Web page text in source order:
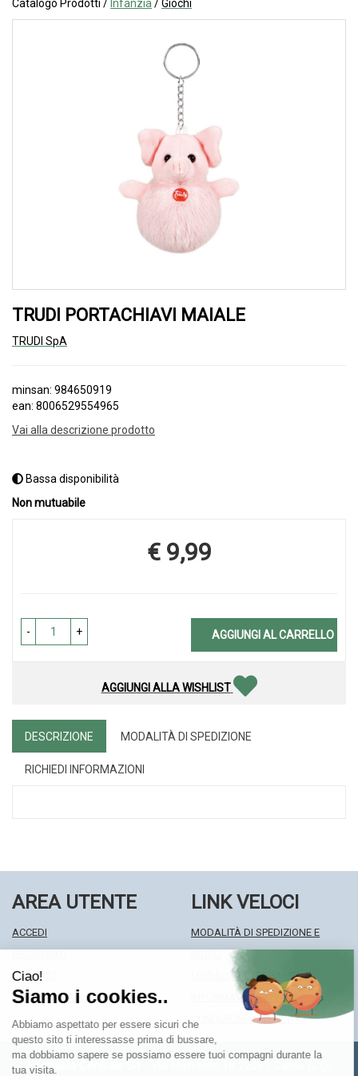
Catalogo Prodotti / Infanzia /Giochi
TRUDI PORTACHIAVI MAIALE
TRUDI SpA
minsan: 984650919
ean: 8006529554965
Vai alla descrizione prodotto
Bassa disponibilità
Non mutuabile
Prezzo
€ 9,99
- + AGGIUNGI AL CARRELLO
AGGIUNGI ALLA WISHLIST
DESCRIZIONE MODALITÀ DI SPEDIZIONE
RICHIEDI INFORMAZIONI
AREA UTENTE
ACCEDI
WISHLIST
ISCRIZIONE ALLA NEWSLETTER
LINK VELOCI
MODALITÀ DI SPEDIZIONE E
MODALITÀ DI PAGAMENTO
INFORMATIVA PRIVACY
CONDIZIONI DI VENDITA
Farmacia Centrale Srl